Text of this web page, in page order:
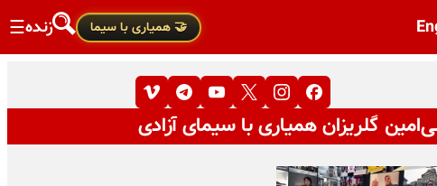
🤝 همیاری با سیما زنده☰
گلریزان همیاری با سیمای آزادی